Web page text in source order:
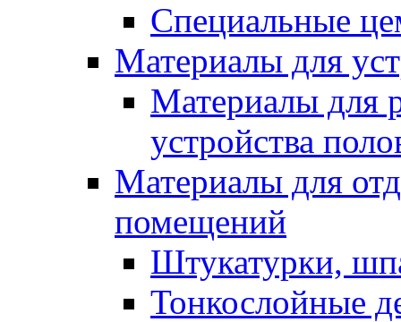
Специальные
Материалы для
Материалы для
устройства
Материалы для
помещений
Штукатурки,
Тонкослойные